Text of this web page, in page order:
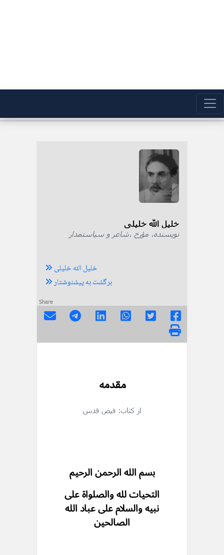
خلیل الله خلیلی
نویسنده، مؤرخ ،شاعر و سیاستمدار
خلیل الله خلیلی
برگشت به پیشنوشتار
Share
مقدمه
از کتاب: فیض قدس
بسم الله الرحمن الرحیم
التحیات لله والصلواة على
نبیه والسلام على عباد الله
الصالحین